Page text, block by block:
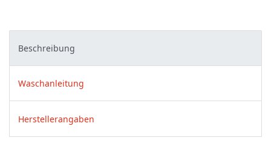
Beschreibung
Waschanleitung
Herstellerangaben